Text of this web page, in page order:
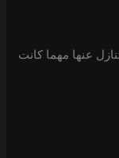
عنها مهما كانت